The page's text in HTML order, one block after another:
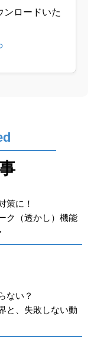
ンロードいた
策に！
ク（透かし）機能
ない？
と、失敗しない動